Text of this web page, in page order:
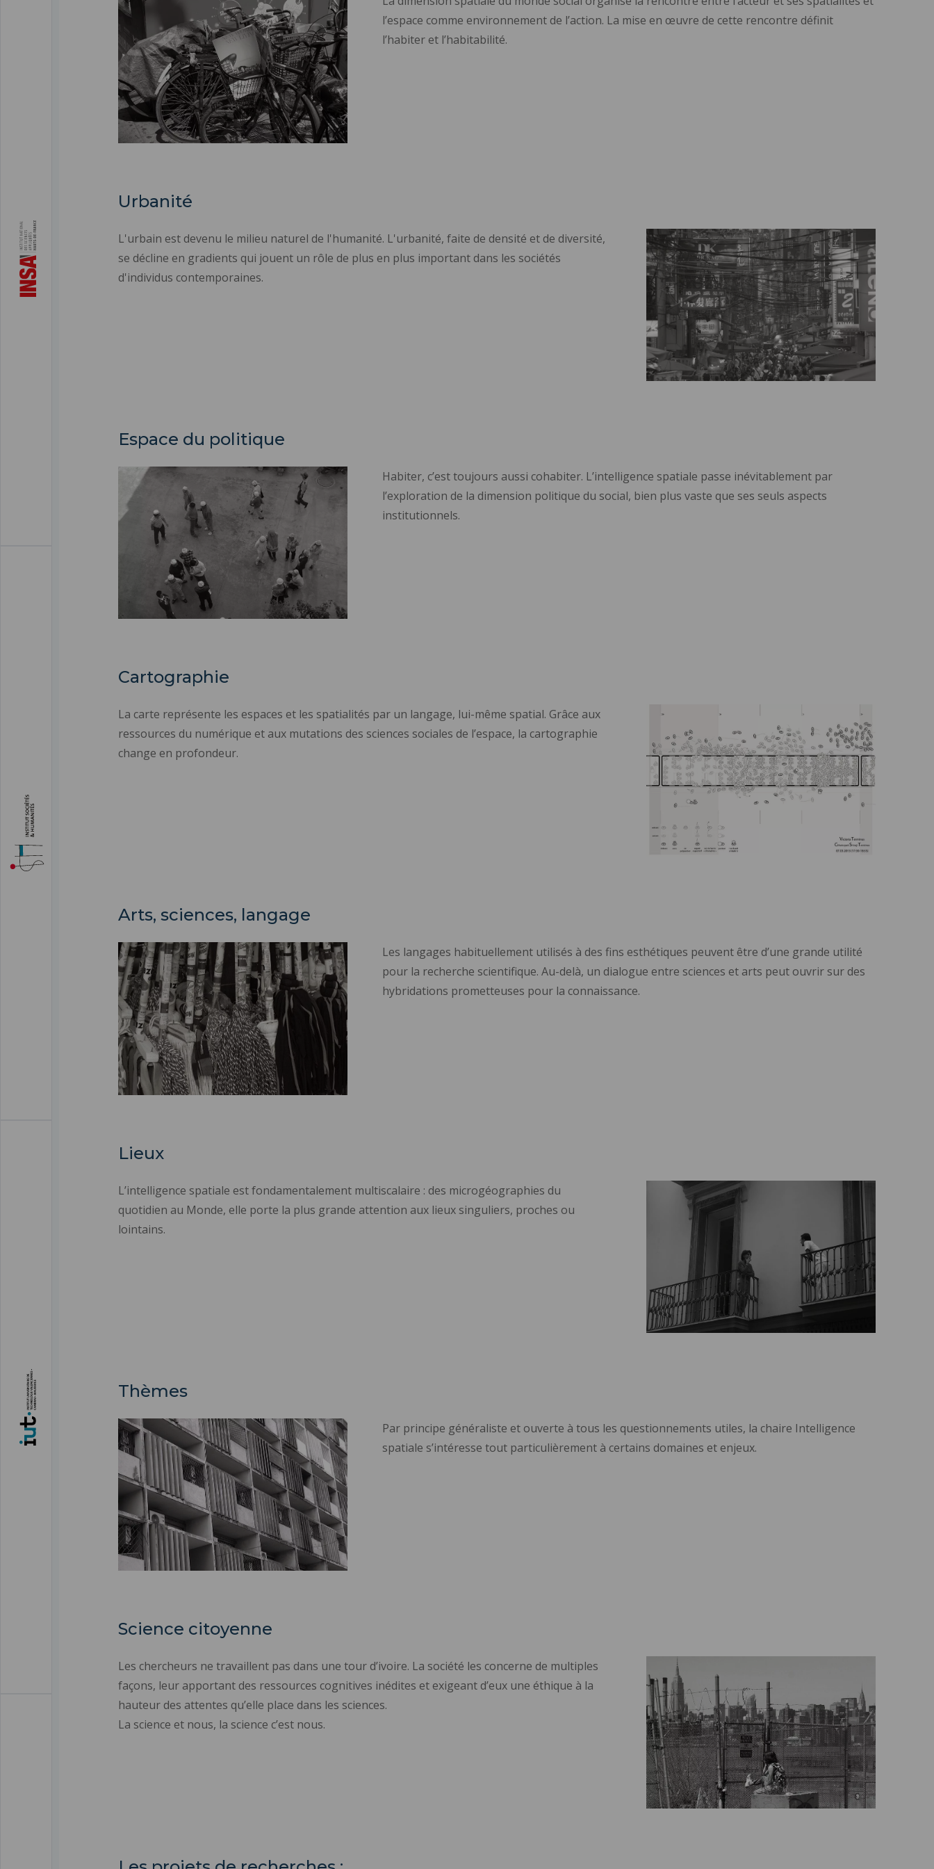
l’espace comme environnement de l’action. La mise en œuvre de cette rencontre définit
l’habiter et l’habitabilité.
Urbanité
L'urbain est devenu le milieu naturel de l'humanité. L'urbanité, faite de densité et de diversité,
se décline en gradients qui jouent un rôle de plus en plus important dans les sociétés
d'individus contemporaines.
Espace du politique
Habiter, c’est toujours aussi cohabiter. L’intelligence spatiale passe inévitablement par
l’exploration de la dimension politique du social, bien plus vaste que ses seuls aspects
institutionnels.
Cartographie
La carte représente les espaces et les spatialités par un langage, lui-même spatial. Grâce aux
ressources du numérique et aux mutations des sciences sociales de l’espace, la cartographie
change en profondeur.
Arts, sciences, langage
Les langages habituellement utilisés à des fins esthétiques peuvent être d’une grande utilité
pour la recherche scientifique. Au-delà, un dialogue entre sciences et arts peut ouvrir sur des
hybridations prometteuses pour la connaissance.
Lieux
L’intelligence spatiale est fondamentalement multiscalaire : des microgéographies du
quotidien au Monde, elle porte la plus grande attention aux lieux singuliers, proches ou
lointains.
Thèmes
Par principe généraliste et ouverte à tous les questionnements utiles, la chaire Intelligence
spatiale s’intéresse tout particulièrement à certains domaines et enjeux.
Science citoyenne
Les chercheurs ne travaillent pas dans une tour d’ivoire. La société les concerne de multiples
façons, leur apportant des ressources cognitives inédites et exigeant d’eux une éthique à la
hauteur des attentes qu’elle place dans les sciences.
La science et nous, la science c’est nous.